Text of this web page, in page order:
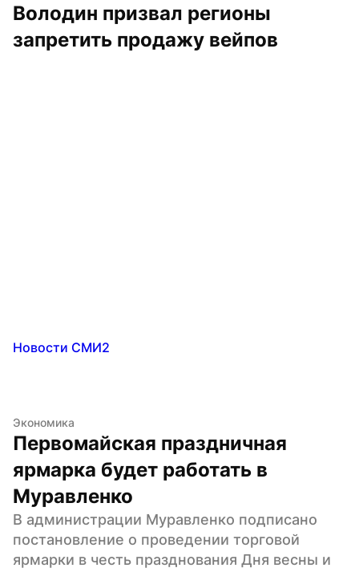
Володин призвал регионы
запретить продажу вейпов
Новости СМИ2
Экономика
Первомайская праздничная
ярмарка будет работать в
Муравленко
В администрации Муравленко подписано
постановление о проведении торговой
ярмарки в честь празднования Дня весны и